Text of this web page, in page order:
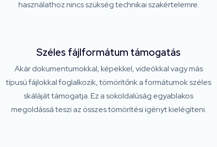
használathoz nincs szükség technikai szakértelemre.
Széles fájlformátum támogatás
Akár dokumentumokkal, képekkel, videókkal vagy más
típusú fájlokkal foglalkozik, tömörítőnk a formátumok széles
skáláját támogatja. Ez a sokoldalúság egyablakos
megoldássá teszi az összes tömörítési igényt kielégíteni.